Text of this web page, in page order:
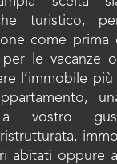
turistico,
come prima
per le vacanze
l’immobile
a vostro
abitati oppure